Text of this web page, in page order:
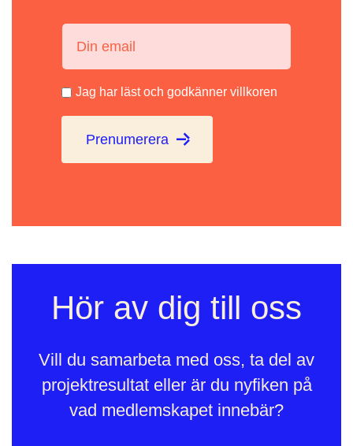
Jag har läst och godkänner villkoren
Prenumerera
Hör av dig till oss
Vill du samarbeta med oss, ta del av
projektresultat eller är du nyfiken på
vad medlemskapet innebär?